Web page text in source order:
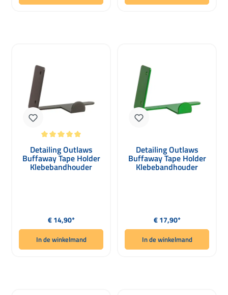
Gemiddelde waardering van 5 van 5 sterren
Detailing Outlaws
Buffaway Tape Holder
Klebebandhouder
Normale prijs:
€ 14,90*
In de winkelmand
Detailing Outlaws
Buffaway Tape Holder
Klebebandhouder
Normale prijs:
€ 17,90*
In de winkelmand